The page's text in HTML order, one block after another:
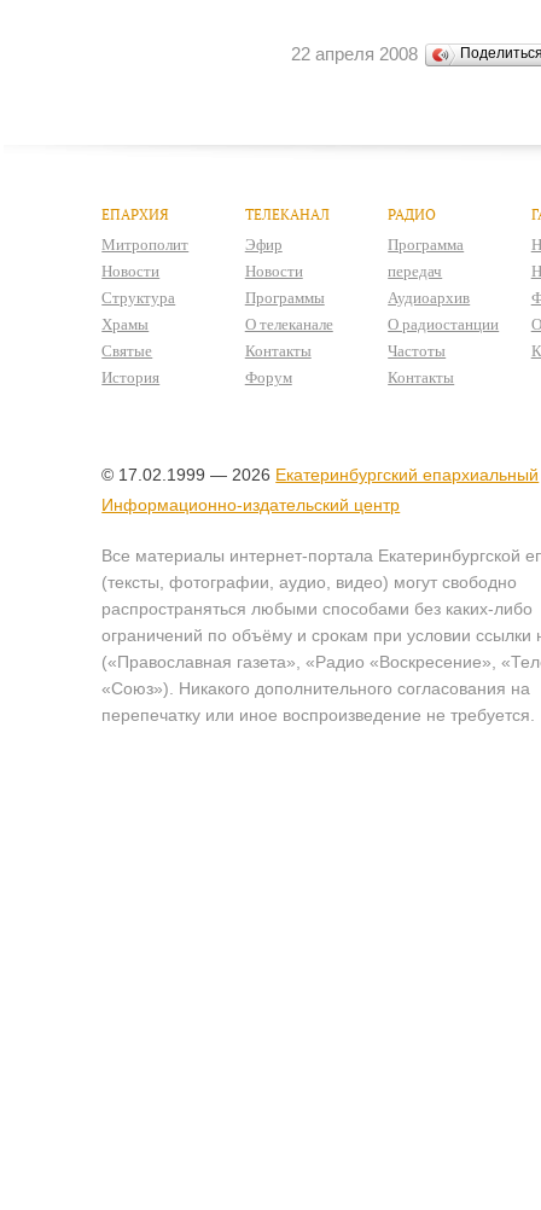
22 апреля 2008
ЕПАРХИЯ
Митрополит
Новости
Структура
Храмы
Святые
История
ТЕЛЕКАНАЛ
Эфир
Новости
Программы
О телеканале
Контакты
Форум
РАДИО
Программа
передач
Аудиоархив
О радиостанции
Частоты
Контакты
© 17.02.1999 — 2026 Екатеринбургский епархиальный
Информационно-издательский центр
Все материалы интернет-портала Екатеринбургской
(тексты, фотографии, аудио, видео) могут свободно
распространяться любыми способами без каких-либо
ограничений по объёму и срокам при условии ссылки
(«Православная газета», «Радио «Воскресение»,
«Союз»). Никакого дополнительного согласования на
перепечатку или иное воспроизведение не требуется.